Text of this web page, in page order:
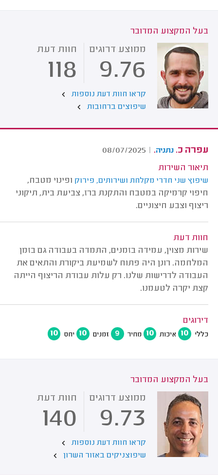
בעל המקצוע המדובר
ממוצע דרוגים
9.76
חוות דעת
118
קראו חוות דעת נוספות
שיפוצים ברחובות
עפרה כ. נתניה.
|
08/07/2025
תיאור השירות
שיפוץ שני חדרי מקלחת ושירותים, פירוק ופינוי מטבח,
חיפוי קרמיקה במטבח והתקנת ברז, צביעת בית, תיקוני
ריצוף וצבע חיצוניים.
חוות דעת
שירות מצוין, עמידה בזמנים, התמדה בעבודה גם בזמן
המלחמה. רונן היה פתוח לשמיעת ביקורת והתאים את
העבודה לדרישות שלנו. רק עלות עבודת הריצוף הייתה
קצת יקרה לטעמנו.
דירוגים
כללי 10 איכות 10 מחיר 9 זמנים 10 יחס 10
בעל המקצוע המדובר
ממוצע דרוגים
9.73
חוות דעת
140
קראו חוות דעת נוספות
שיפוצניקים באזור השרון